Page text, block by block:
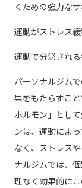
くための強力な
運動がストレス
運動で分泌され
パーソナルジム
果をもたらすこ
ホルモン」とし
ンは、運動によ
なく、ストレス
ナルジムでは、
理なく効果的に